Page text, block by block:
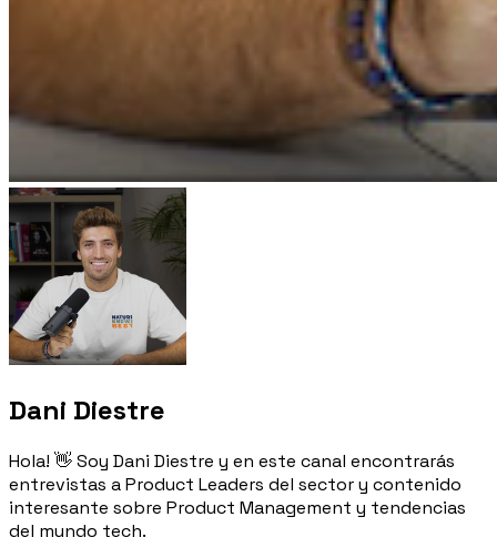
Dani Diestre
Hola! 👋 Soy Dani Diestre y en este canal encontrarás
entrevistas a Product Leaders del sector y contenido
interesante sobre Product Management y tendencias
del mundo tech.